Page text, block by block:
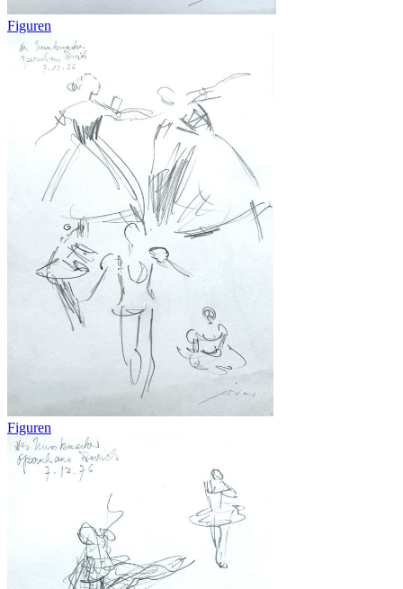
Figuren
Figuren